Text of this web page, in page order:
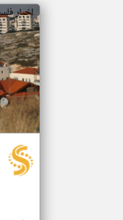
اخبار